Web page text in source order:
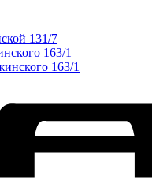
131/7
163/1
163/1